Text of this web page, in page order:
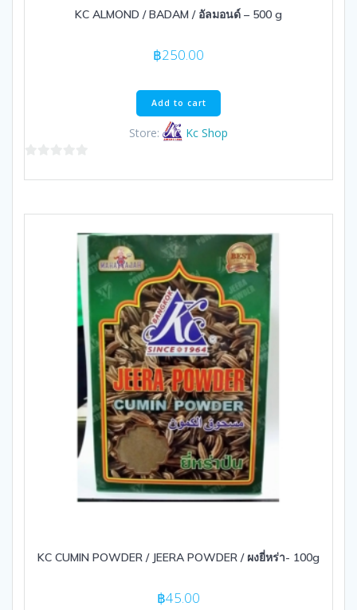
KC ALMOND / BADAM / อัลมอนด์ – 500 g
฿250.00
Add to cart
Store: Kc Shop
KC CUMIN POWDER / JEERA POWDER / ผงยี่หร่า- 100g
฿45.00